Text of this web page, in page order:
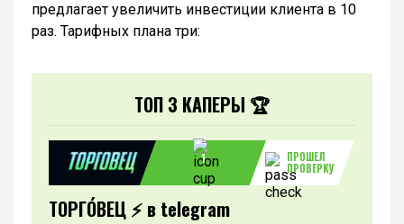
предлагает увеличить инвестиции клиента в 10
раз. Тарифных плана три:
ТОП 3 КАПЕРЫ 🏆
1
ПРОШЕЛ
ПРОВЕРКУ
ТОРГО́ВЕЦ ⚡️ в telegram